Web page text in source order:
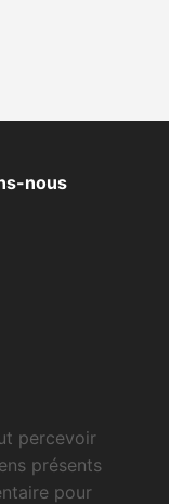
nous
percevoir
présents
pour